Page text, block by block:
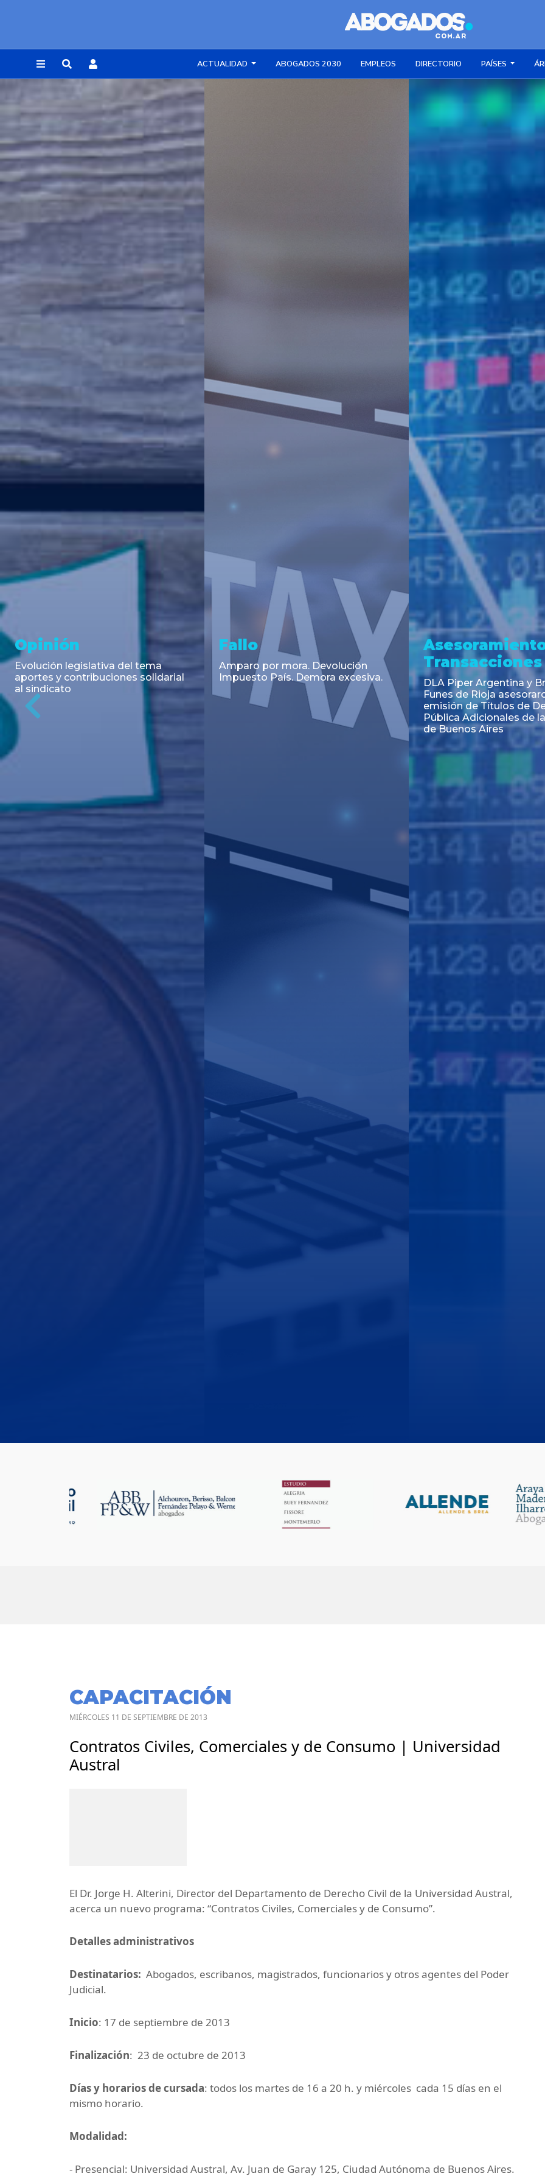
ACTUALIDAD ABOGADOS 2030 EMPLEOS DIRECTORIO PAÍSES
REGISTRARSE
Asesoramiento y
Transacciones
Co-Emisión de Obligaciones
Negociables por US$400.000.000
de Petroquímica Comodoro
Rivadavia S.A. y Luz de Tres Picos
Noticia
Cambios en el Código Alimentario
Argentino: simplifican trámites
para la importación de aditivos,
coadyuvantes e ingredientes
alimentarios y unifican autoridad
Noticia
CNV: Criterio
colocaciones primarias
Previous
CAPACITACIÓN
MIÉRCOLES 11 DE SEPTIEMBRE DE 2013
Contratos Civiles, Comerciales y de Consumo | Universidad
Austral
El Dr. Jorge H. Alterini, Director del Departamento de Derecho Civil de la Universidad Austral,
acerca un nuevo programa: “Contratos Civiles, Comerciales y de Consumo”.
Detalles administrativos
Destinatarios: Abogados, escribanos, magistrados, funcionarios y otros agentes del Poder
Judicial.
Inicio: 17 de septiembre de 2013
Finalización: 23 de octubre de 2013
Días y horarios de cursada: todos los martes de 16 a 20 h. y miércoles cada 15 días en el
mismo horario.
Modalidad:
- Presencial: Universidad Austral, Av. Juan de Garay 125, Ciudad Autónoma de Buenos Aires.